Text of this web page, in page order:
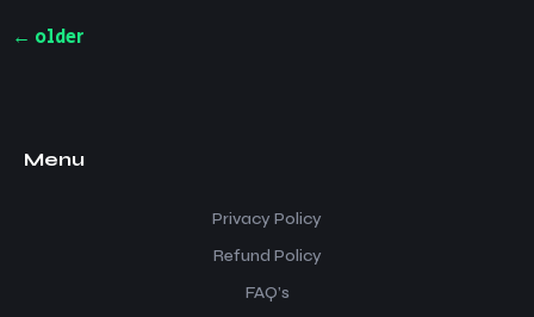
← older
Menu
Privacy Policy
Refund Policy
FAQ’s